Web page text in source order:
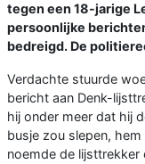
tegen een 18-jarige
persoonlijke
bedreigd. De
Verdachte stuurde
bericht aan Denk-
hij onder meer dat hij
busje zou slepen,
noemde de lijsttrekker